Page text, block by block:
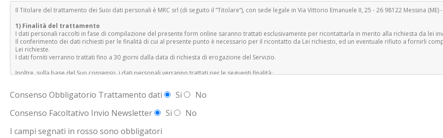
Il Titolare del trattamento dei Suoi dati personali è MRC srl (di seguito il “Titolare”), con sede legale in Via Vittorio Emanuele II, 25 - 26 98122 Messina (ME) -
1) Finalità del trattamento
I dati personali raccolti in fase di compilazione del presente form online saranno trattati esclusivamente per ricontattarla in merito alla richiesta da lei
Il conferimento dei dati richiesti per le finalità di cui al presente punto è necessario per il ricontatto da Lei richiesto, ed un eventuale rifiuto a fornirli
Lei richieste.
I dati forniti verranno trattati fino a 30 giorni dalla data di richiesta di erogazione del Servizio.
Inoltre, sulla base del Suo consenso, i dati personali verranno trattati per le seguenti finalità:
o comunicazioni commerciali interattive su prodotti, servizi ed altre attività del Titolare, e si riferisce ad ogni prodotto già attivo al momento della
presente paragrafo tramite le modalità indicate al punto 5).
1.B) ricevere solamente le promozioni più affini alle Sue preferenze ed abitudini.
Consenso Obbligatorio Trattamento dati Si
No
Consenso Facoltativo Invio Newsletter
Si
No
I campi segnati in rosso sono obbligatori